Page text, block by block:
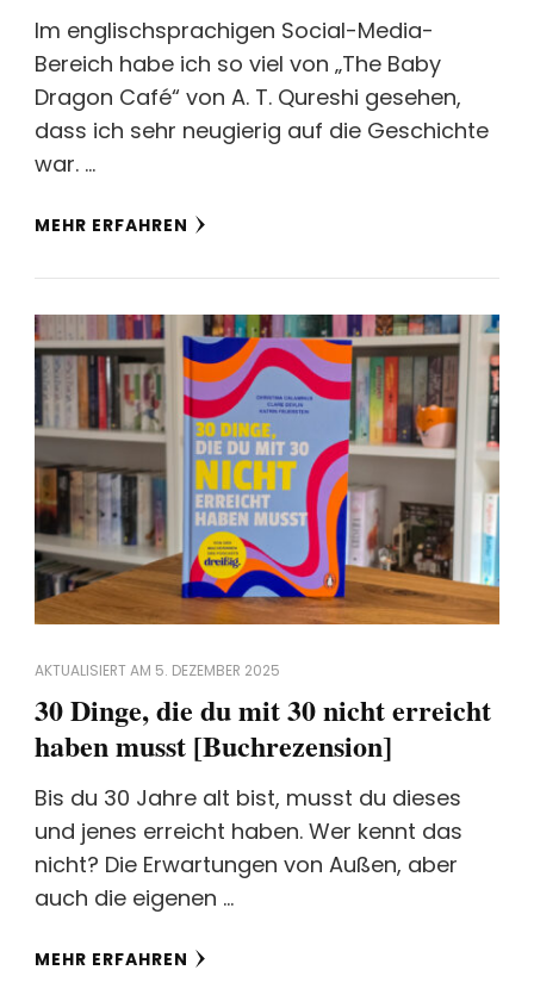
Im englischsprachigen Social-Media-
Bereich habe ich so viel von „The Baby
Dragon Café“ von A. T. Qureshi gesehen,
dass ich sehr neugierig auf die Geschichte
war. …
MEHR ERFAHREN
AKTUALISIERT AM 5. DEZEMBER 2025
30 Dinge, die du mit 30 nicht erreicht
haben musst [Buchrezension]
Bis du 30 Jahre alt bist, musst du dieses
und jenes erreicht haben. Wer kennt das
nicht? Die Erwartungen von Außen, aber
auch die eigenen …
MEHR ERFAHREN